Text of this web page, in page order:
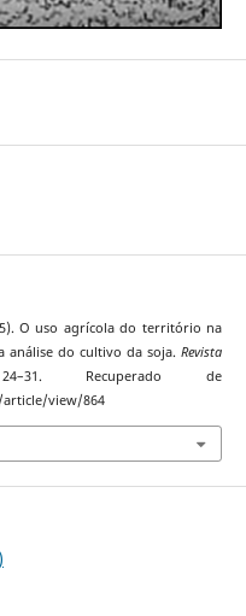
O uso agrícola do território na
análise do cultivo da soja.Revista
Recuperado de
view/864